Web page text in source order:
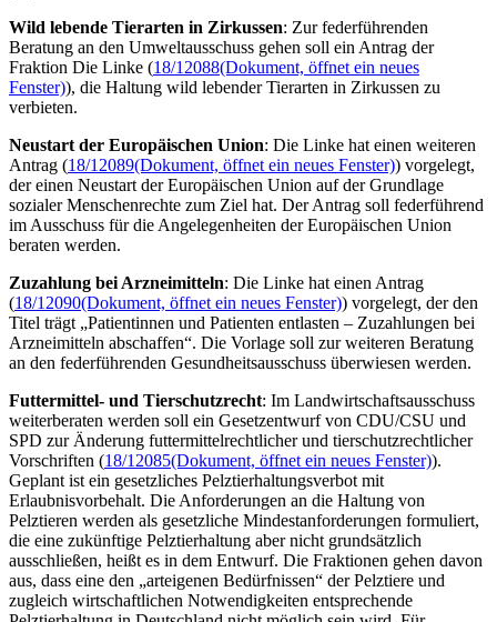
Wild lebende Tierarten in Zirkussen: Zur federführenden
Beratung an den Umweltausschuss gehen soll ein Antrag der
Fraktion Die Linke (18/12088(Dokument, öffnet ein neues
Fenster)), die Haltung wild lebender Tierarten in Zirkussen zu
verbieten.
Neustart der Europäischen Union: Die Linke hat einen weiteren
Antrag (18/12089(Dokument, öffnet ein neues Fenster)) vorgelegt,
der einen Neustart der Europäischen Union auf der Grundlage
sozialer Menschenrechte zum Ziel hat. Der Antrag soll federführend
im Ausschuss für die Angelegenheiten der Europäischen Union
beraten werden.
Zuzahlung bei Arzneimitteln: Die Linke hat einen Antrag
(18/12090(Dokument, öffnet ein neues Fenster)) vorgelegt, der den
Titel trägt „Patientinnen und Patienten entlasten – Zuzahlungen bei
Arzneimitteln abschaffen“. Die Vorlage soll zur weiteren Beratung
an den federführenden Gesundheitsausschuss überwiesen werden.
Futtermittel- und Tierschutzrecht: Im Landwirtschaftsausschuss
weiterberaten werden soll ein Gesetzentwurf von CDU/CSU und
SPD zur Änderung futtermittelrechtlicher und tierschutzrechtlicher
Vorschriften (18/12085(Dokument, öffnet ein neues Fenster)).
Geplant ist ein gesetzliches Pelztierhaltungsverbot mit
Erlaubnisvorbehalt. Die Anforderungen an die Haltung von
Pelztieren werden als gesetzliche Mindestanforderungen formuliert,
die eine zukünftige Pelztierhaltung aber nicht grundsätzlich
ausschließen, heißt es in dem Entwurf. Die Fraktionen gehen davon
aus, dass eine den „arteigenen Bedürfnissen“ der Pelztiere und
zugleich wirtschaftlichen Notwendigkeiten entsprechende